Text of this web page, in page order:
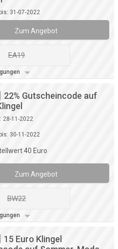
31-07-2022
Zum Angebot
EA19
22% Gutscheincode auf
28-11-2022
30-11-2022
40 Euro
Zum Angebot
BW22
15 Euro Klingel